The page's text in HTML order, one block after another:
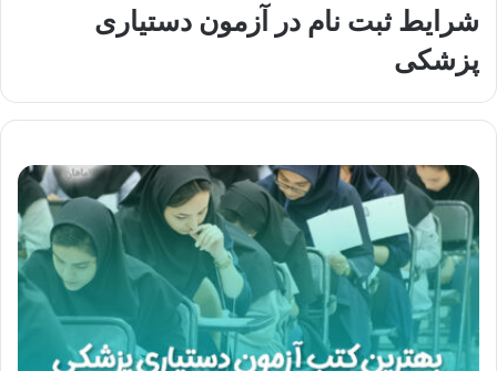
شرایط ثبت نام در آزمون دستیاری
پزشکی